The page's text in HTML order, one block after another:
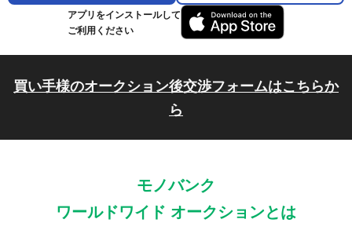
アプリをインストールして
ご利用ください
買い手様のオークション後交渉フォームはこちらか
ら
モノバンク
ワールドワイド オークションとは